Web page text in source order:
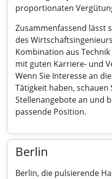
proportionaten
Zusammenfassend lässt
des
Kombination aus
mit guten Karriere- und
Wenn Sie Interesse an
Tätigkeit haben, schauen
Stellenangebote an und
passende Position.
Berlin
Berlin, die pulsierende